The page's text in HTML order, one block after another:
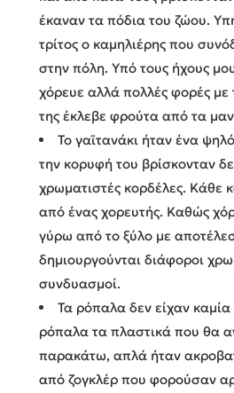
έκαναν τα πόδια του ζώου.
τρίτος ο καμηλιέρης που
στην πόλη. Υπό τους ήχους
χόρευε αλλά πολλές φορές με
της έκλεβε φρούτα από τα
Το γαϊτανάκι ήταν ένα
την κορυφή του βρίσκονταν
χρωματιστές κορδέλες. Κάθε
από ένας χορευτής. Καθώς
γύρω από το ξύλο με
δημιουργούνται διάφοροι
συνδυασμοί.
Τα ρόπαλα δεν είχαν
ρόπαλα τα πλαστικά που θα
παρακάτω, απλά ήταν
από ζογκλέρ που φορούσαν